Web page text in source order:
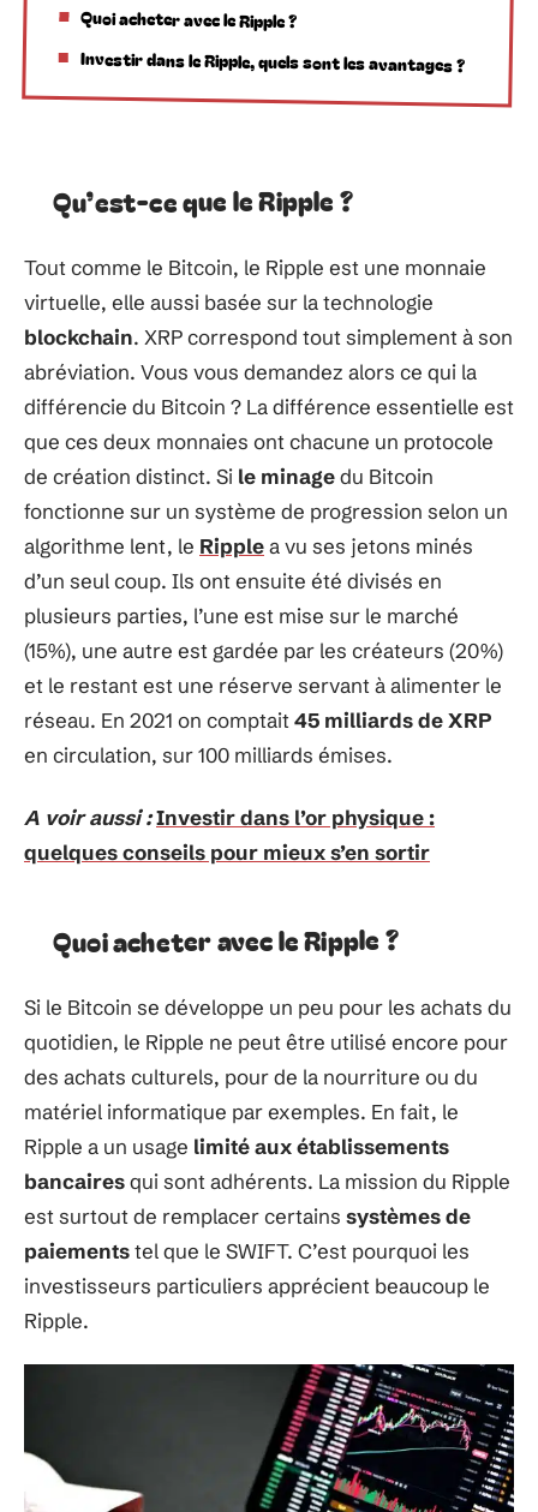
Quoi acheter avec le Ripple ?
Investir dans le Ripple, quels sont les avantages ?
Qu’est-ce que le Ripple ?
Tout comme le Bitcoin, le Ripple est une monnaie
virtuelle, elle aussi basée sur la technologie
blockchain. XRP correspond tout simplement à son
abréviation. Vous vous demandez alors ce qui la
différencie du Bitcoin ? La différence essentielle est
que ces deux monnaies ont chacune un protocole
de création distinct. Si le minagedu Bitcoin
fonctionne sur un système de progression selon un
algorithme lent, le Ripplea vu ses jetons minés
d’un seul coup. Ils ont ensuite été divisés en
plusieurs parties, l’une est mise sur le marché
(15%), une autre est gardée par les créateurs (20%)
et le restant est une réserve servant à alimenter le
réseau. En 2021 on comptait 45 milliards de XRP
en circulation, sur 100 milliards émises.
A voir aussi :Investir dans l’or physique :
quelques conseils pour mieux s’en sortir
Quoi acheter avec le Ripple ?
Si le Bitcoin se développe un peu pour les achats du
quotidien, le Ripple ne peut être utilisé encore pour
des achats culturels, pour de la nourriture ou du
matériel informatique par exemples. En fait, le
Ripple a un usage limité aux établissements
bancairesqui sont adhérents. La mission du Ripple
est surtout de remplacer certains systèmes de
paiementstel que le SWIFT. C’est pourquoi les
investisseurs particuliers apprécient beaucoup le
Ripple.